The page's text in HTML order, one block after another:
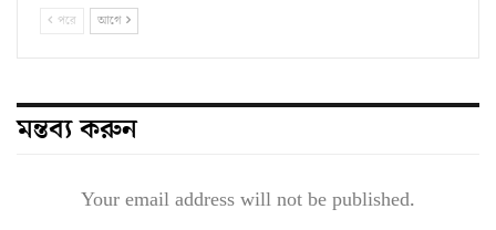
পরে আগে
মন্তব্য করুন
Your email address will not be published.